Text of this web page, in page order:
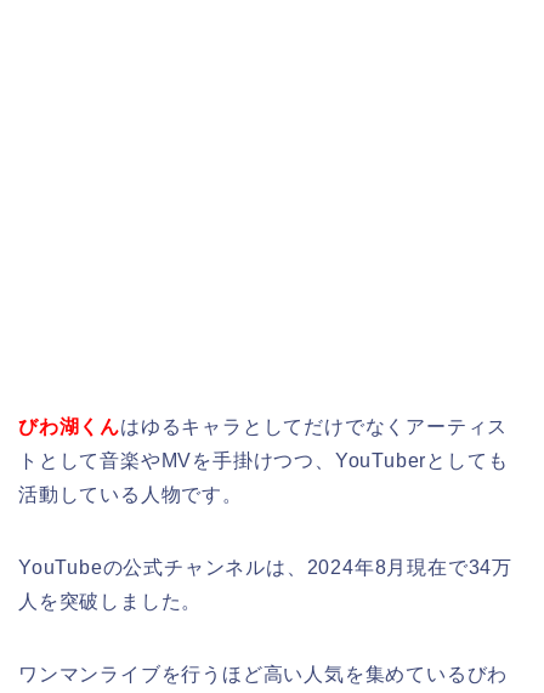
びわ湖くんはゆるキャラとしてだけでなくアーティス
トとして音楽やMVを手掛けつつ、YouTuberとしても
活動している人物です。
YouTubeの公式チャンネルは、2024年8月現在で34万
人を突破しました。
ワンマンライブを行うほど高い人気を集めているびわ